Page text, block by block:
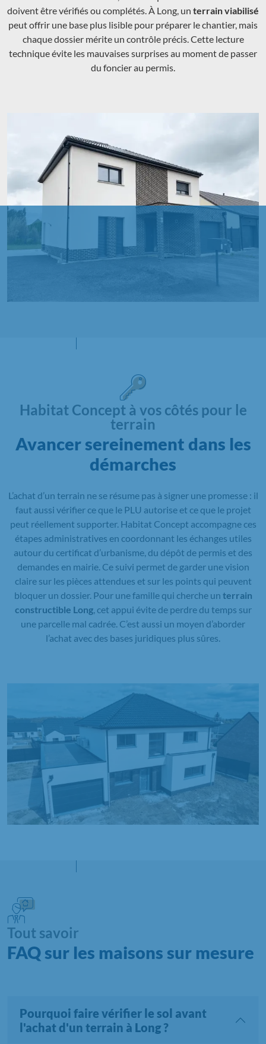
doivent être vérifiés ou complétés. À Long, un terrain viabilisé
peut offrir une base plus lisible pour préparer le chantier, mais
chaque dossier mérite un contrôle précis. Cette lecture
technique évite les mauvaises surprises au moment de passer
du foncier au permis.
Habitat Concept à vos côtés pour le
terrain
Avancer sereinement dans les
démarches
L’achat d’un terrain ne se résume pas à signer une promesse : il
faut aussi vérifier ce que le PLU autorise et ce que le projet
peut réellement supporter. Habitat Concept accompagne ces
étapes administratives en coordonnant les échanges utiles
autour du certificat d’urbanisme, du dépôt de permis et des
demandes en mairie. Ce suivi permet de garder une vision
claire sur les pièces attendues et sur les points qui peuvent
bloquer un dossier. Pour une famille qui cherche un terrain
constructible Long, cet appui évite de perdre du temps sur
une parcelle mal cadrée. C’est aussi un moyen d’aborder
l’achat avec des bases juridiques plus sûres.
Tout savoir
FAQ sur les maisons sur mesure
Pourquoi faire vérifier le sol avant
l'achat d'un terrain à Long ?